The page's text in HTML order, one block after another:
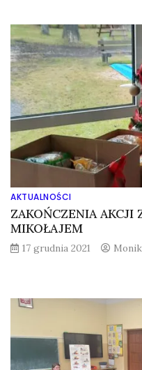
AKTUALNOŚCI
ZAKOŃCZENIA AKCJI
MIKOŁAJEM
17 grudnia 2021